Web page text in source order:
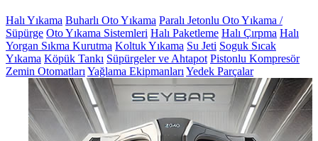
Halı Yıkama Buharlı Oto Yıkama Paralı Jetonlu Oto Yıkama /
Süpürge Oto Yıkama Sistemleri Halı Paketleme Halı Çırpma Halı
Yorgan Sıkma Kurutma Koltuk Yıkama Su Jeti Soguk Sıcak
Yıkama Köpük Tankı Süpürgeler ve Ahtapot Pistonlu Kompresör
Zemin Otomatları Yağlama Ekipmanları Yedek Parçalar